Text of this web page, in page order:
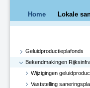
Home Lokale
Geluidproductieplafonds
Bekendmakingen
Wijzigingen
Vaststelling